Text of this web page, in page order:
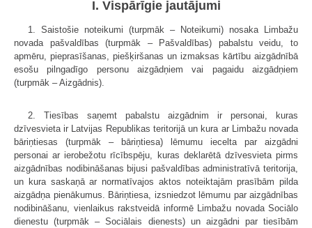
I. Vispārīgie jautājumi
1. Saistošie noteikumi (turpmāk – Noteikumi) nosaka Limbažu
novada pašvaldības (turpmāk – Pašvaldības) pabalstu veidu, to
apmēru, pieprasīšanas, piešķiršanas un izmaksas kārtību aizgādnībā
esošu pilngadīgo personu aizgādņiem vai pagaidu aizgādņiem
(turpmāk – Aizgādnis).
2. Tiesības saņemt pabalstu aizgādnim ir personai, kuras
dzīvesvieta ir Latvijas Republikas teritorijā un kura ar Limbažu novada
bāriņtiesas (turpmāk – bāriņtiesa) lēmumu iecelta par aizgādni
personai ar ierobežotu rīcībspēju, kuras deklarētā dzīvesvieta pirms
aizgādnības nodibināšanas bijusi pašvaldības administratīvā teritorija,
un kura saskaņā ar normatīvajos aktos noteiktajām prasībām pilda
aizgādņa pienākumus. Bāriņtiesa, izsniedzot lēmumu par aizgādnības
nodibināšanu, vienlaikus rakstveidā informē Limbažu novada Sociālo
dienestu (turpmāk – Sociālais dienests) un aizgādni par tiesībām